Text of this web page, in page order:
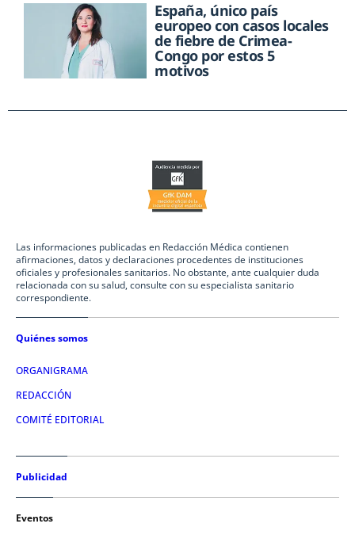
España, único país
europeo con casos locales
de fiebre de Crimea-
Congo por estos 5
motivos
Las informaciones publicadas en Redacción Médica contienen
afirmaciones, datos y declaraciones procedentes de instituciones
oficiales y profesionales sanitarios. No obstante, ante cualquier duda
relacionada con su salud, consulte con su especialista sanitario
correspondiente.
Quiénes somos
ORGANIGRAMA
REDACCIÓN
COMITÉ EDITORIAL
Publicidad
Eventos